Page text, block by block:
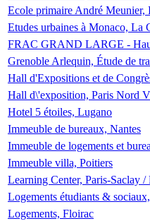
Ecole primaire André Meunier,
Etudes urbaines à Monaco, La
FRAC GRAND LARGE -
Grenoble Arlequin, Étude de
Hall d'Expositions et de
Hall d\'exposition, Paris Nord
Hotel 5 étoiles, Lugano
Immeuble de bureaux, Nantes
Immeuble de logements et
Immeuble villa, Poitiers
Learning Center, Paris-Saclay
Logements étudiants &
Logements, Floirac